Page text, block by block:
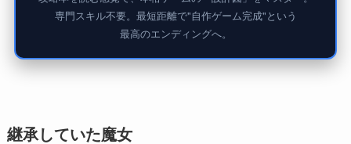
専門スキル不要。最短距離で"自作ゲーム完成"という
最高のエンディングへ。
継承していた魔女